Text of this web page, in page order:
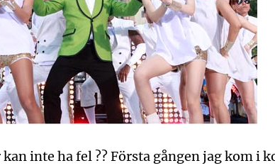
inte ha fel ?? Första gången jag kom i